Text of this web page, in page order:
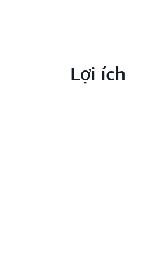
Lợi ích